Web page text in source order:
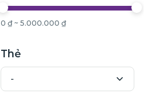
0 ₫ ~ 5.000.000 ₫
Thẻ